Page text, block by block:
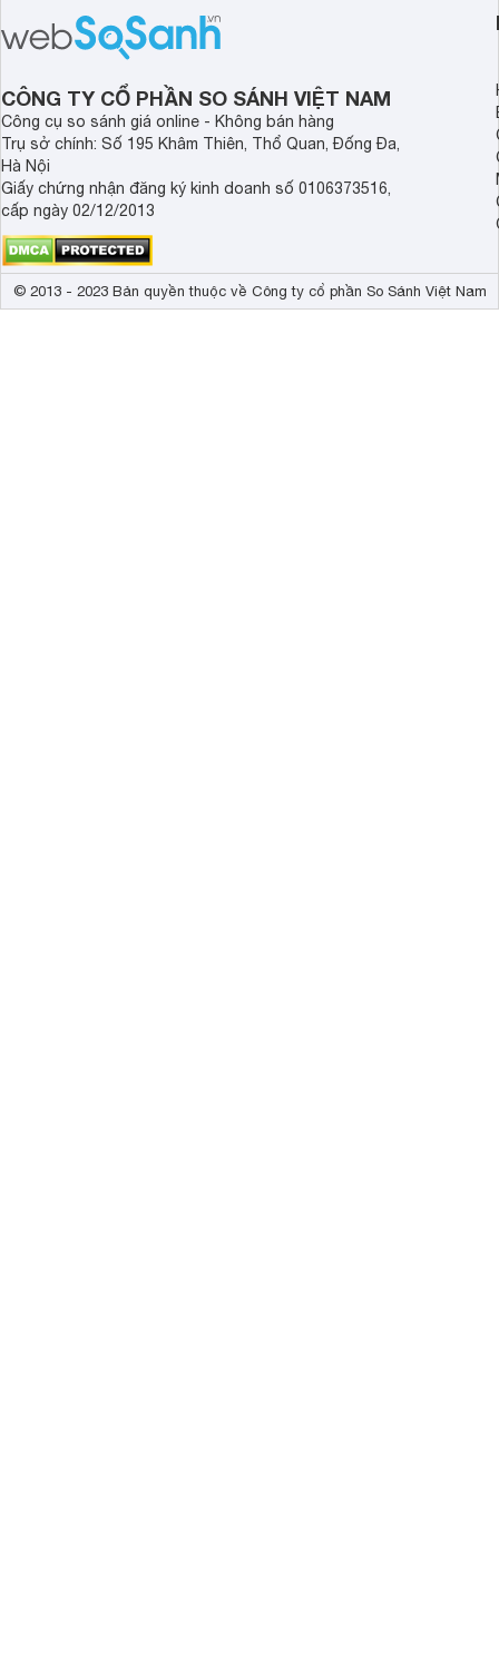
CÔNG TY CỔ PHẦN SO SÁNH VIỆT NAM
Công cụ so sánh giá online - Không bán hàng
Trụ sở chính: Số 195 Khâm Thiên, Thổ Quan, Đống Đa,
Hà Nội
Giấy chứng nhận đăng ký kinh doanh số 0106373516,
cấp ngày 02/12/2013
© 2013 - 2023 Bản quyền thuộc về Công ty cổ phần So Sánh Việt Nam